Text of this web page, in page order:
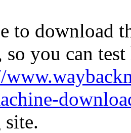
to download
so you can